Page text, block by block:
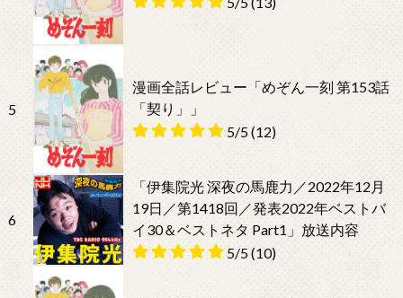
5
漫画全話レビュー「めぞん一刻 第153話
「契り」」
5/5(12)
6
「伊集院光 深夜の馬鹿力／2022年12月
19日／第1418回／発表2022年ベストバ
イ30＆ベストネタ Part1」放送内容
5/5(10)